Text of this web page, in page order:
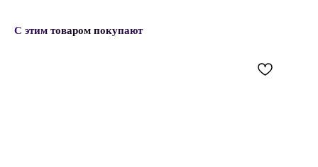
С этим товаром покупают